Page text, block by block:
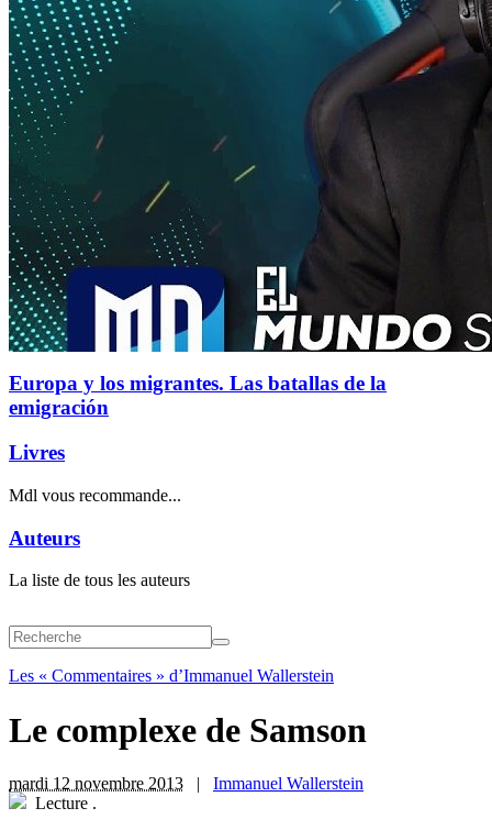
Europa y los migrantes. Las batallas de la
emigración
Livres
Mdl vous recommande...
Auteurs
La liste de tous les auteurs
Les « Commentaires » d’Immanuel Wallerstein
Le complexe de Samson
mardi 12 novembre 2013 | Immanuel Wallerstein
Lecture .